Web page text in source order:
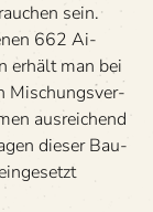
sein.
662 Ai-
erhält man bei
Mischungs­ver­
aus­rei­chend
die­ser Bau­